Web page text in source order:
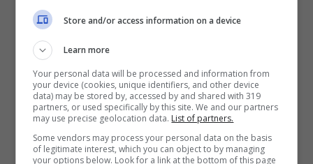
Store and/or access information on a device
Learn more
Your personal data will be processed and information from
your device (cookies, unique identifiers, and other device
data) may be stored by, accessed by and shared with 319
partners, or used specifically by this site. We and our partners
may use precise geolocation data. List of partners.
Some vendors may process your personal data on the basis
of legitimate interest, which you can object to by managing
your options below. Look for a link at the bottom of this page